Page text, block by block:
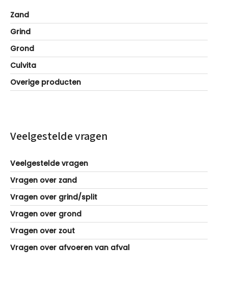
Zand
Grind
Grond
Culvita
Overige producten
Veelgestelde vragen
Veelgestelde vragen
Vragen over zand
Vragen over grind/split
Vragen over grond
Vragen over zout
Vragen over afvoeren van afval